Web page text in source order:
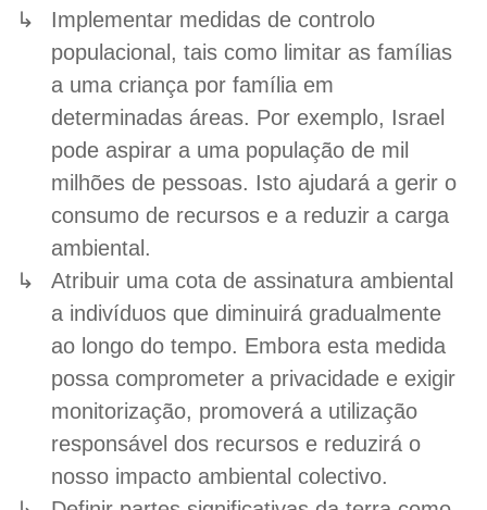
Implementar medidas de controlo
populacional, tais como limitar as famílias
a uma criança por família em
determinadas áreas. Por exemplo, Israel
pode aspirar a uma população de mil
milhões de pessoas. Isto ajudará a gerir o
consumo de recursos e a reduzir a carga
ambiental.
Atribuir uma cota de assinatura ambiental
a indivíduos que diminuirá gradualmente
ao longo do tempo. Embora esta medida
possa comprometer a privacidade e exigir
monitorização, promoverá a utilização
responsável dos recursos e reduzirá o
nosso impacto ambiental colectivo.